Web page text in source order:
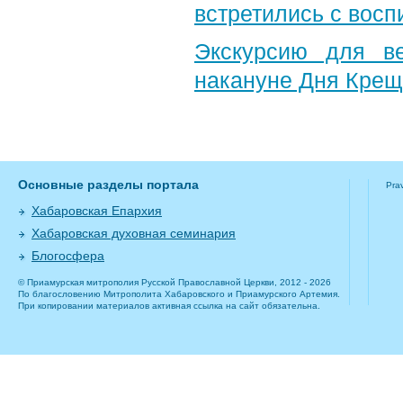
встретились с
Экскурсию для
накануне Дня
Основные разделы портала
Хабаровская Епархия
Хабаровская духовная семинария
Блогосфера
© Приамурская митрополия Русской Православной Церкви, 2012 - 2026
По благословению Митрополита Хабаровского и Приамурского Артемия.
При копировании материалов активная ссылка на сайт обязательна.